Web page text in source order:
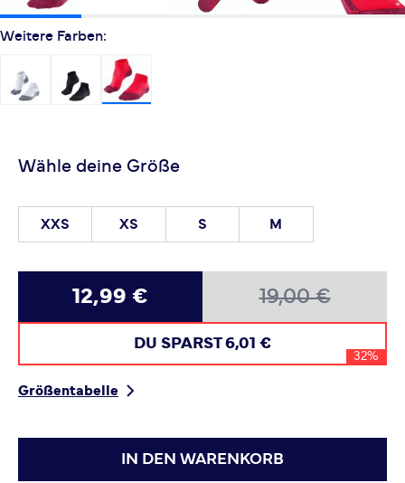
Weitere Farben:
Wähle deine Größe
XXS XS S M
12,99 € 19,00 €
DU SPARST 6,01 €
32%
Größentabelle
IN DEN WARENKORB